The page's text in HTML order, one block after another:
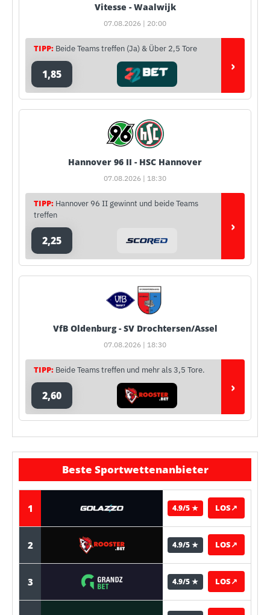
Vitesse - Waalwijk
07.08.2026 | 20:00
TIPP: Beide Teams treffen (Ja) & Über 2,5 Tore
1,85 ›
Hannover 96 II - HSC Hannover
07.08.2026 | 18:30
TIPP: Hannover 96 II gewinnt und beide Teams
treffen
2,25
›
VfB Oldenburg - SV Drochtersen/Assel
07.08.2026 | 18:30
TIPP: Beide Teams treffen und mehr als 3,5 Tore.
2,60 ›
Beste Sportwettenanbieter
1 4.9/5 ★ LOS↗
2 4.9/5 ★ LOS↗
3 4.9/5 ★ LOS↗